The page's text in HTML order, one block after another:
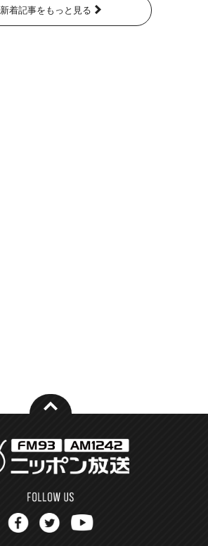
新着記事をもっと見る